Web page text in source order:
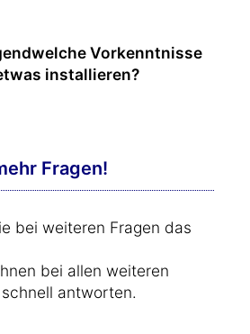
Vorkenntnisse
installieren?
Fragen!
bei weiteren Fragen das
bei allen weiteren
antworten.